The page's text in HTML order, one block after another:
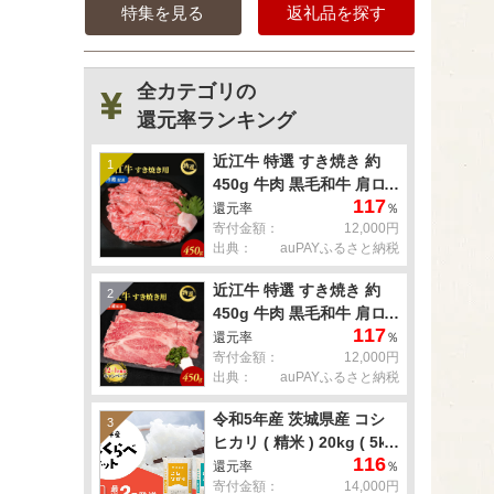
特集を見る 返礼品を探す
全カテゴリの
還元率ランキング
1
近江牛 特選 すき焼き 約
450g 牛肉 黒毛和牛 肩ロ
ース モモ すきやき すき焼
き肉 すき焼き用 肉 お肉
牛 和牛 納期 最長3カ月 冷
蔵
還元率 117％
寄付金額：
12,000円
出典：
auPAYふるさと納税
2
近江牛 特選 すき焼き 約
450g 牛肉 黒毛和牛 肩ロ
ース モモ すきやき すき焼
き肉 すき焼き用 肉 お肉
牛 和牛 納期 最長3カ月 冷
蔵
還元率 117％
寄付金額：
12,000円
出典：
auPAYふるさと納税
3
令和5年産 茨城県産 コシ
ヒカリ ( 精米 ) 20kg ( 5kg
× 4袋 )
還元率 116％
寄付金額：
14,000円